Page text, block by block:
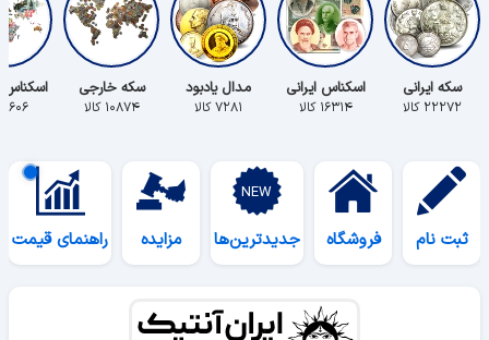
سکه ایرانی
۲۲۲۷۲ کالا
اسکناس ایرانی
۱۶۳۱۴ کالا
مدال یادبود
۷۲۸۱ کالا
سکه خارجی
۱۰۸۷۴ کالا ۵۶۰۶ کالا
ثبت نام فروشگاه جدیدترین‌ها مزایده راهنمای قیمت